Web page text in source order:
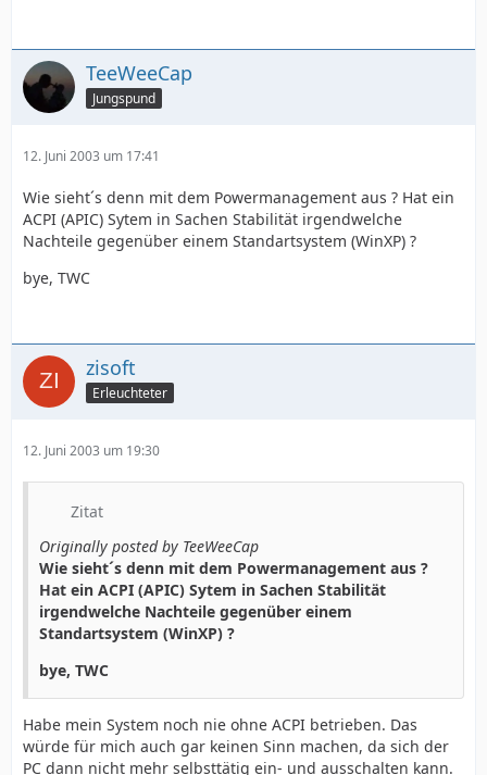
TeeWeeCap
Jungspund
12. Juni 2003 um 17:41
Wie sieht´s denn mit dem Powermanagement aus ? Hat ein
ACPI (APIC) Sytem in Sachen Stabilität irgendwelche
Nachteile gegenüber einem Standartsystem (WinXP) ?
bye, TWC
zisoft
Erleuchteter
12. Juni 2003 um 19:30
Zitat
Originally posted by TeeWeeCap
Wie sieht´s denn mit dem Powermanagement aus ?
Hat ein ACPI (APIC) Sytem in Sachen Stabilität
irgendwelche Nachteile gegenüber einem
Standartsystem (WinXP) ?
bye, TWC
Habe mein System noch nie ohne ACPI betrieben. Das
würde für mich auch gar keinen Sinn machen, da sich der
PC dann nicht mehr selbsttätig ein- und ausschalten kann.